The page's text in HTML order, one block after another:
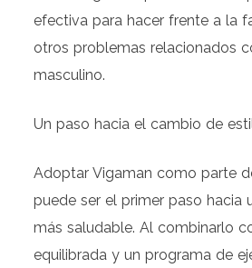
efectiva para hacer frente a la
otros problemas relacionados
masculino.
Un paso hacia el cambio de
Adoptar Vigaman como parte
puede ser el primer paso hacia
más saludable. Al combinarlo
equilibrada y un programa de